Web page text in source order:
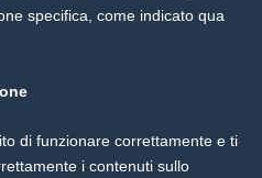
specifica, come indicato qua
di funzionare correttamente e ti
i contenuti sullo